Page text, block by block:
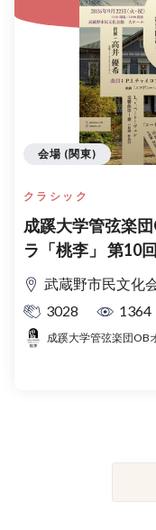
クラシック
成蹊大学管弦楽
ラ「桃李」 第10
武蔵野市民文化
3028
1364
成蹊大学管弦楽団OB
会場 (関東)